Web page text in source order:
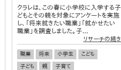
クラレは、この春に小学校に入学する子
どもとその親を対象にアンケートを実施
し、「将来就きたい職業」「就かせたい
職業」を調査しました。子...
リサーチの続き
職業 将来 小学生
こども
子ども
親 子育て